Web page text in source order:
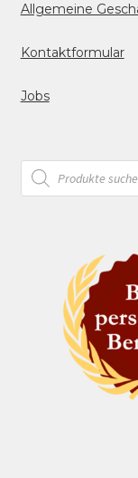
Allgemeine
Kontaktformular
Jobs
Products
search